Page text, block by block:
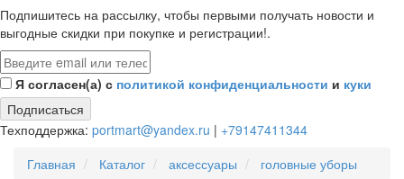
Подпишитесь на рассылку, чтобы первыми получать новости и
выгодные скидки при покупке и регистрации!.
Я согласен(а) с политикой конфиденциальности и куки
Подписаться
Техподдержка: portmart@yandex.ru | +79147411344
Главная
Каталог аксессуары головные уборы